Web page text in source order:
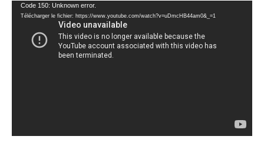
Lecteur
vidéo
Code 150: Unknown error.
Télécharger le fichier: https://www.youtube.com/watch?v=uDmcHB44am0&_=1